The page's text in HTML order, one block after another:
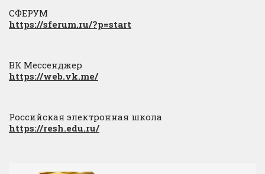
СФЕРУМ
https://sferum.ru/?p=start
ВК Мессенджер
https://web.vk.me/
Российская электронная школа
https://resh.edu.ru/